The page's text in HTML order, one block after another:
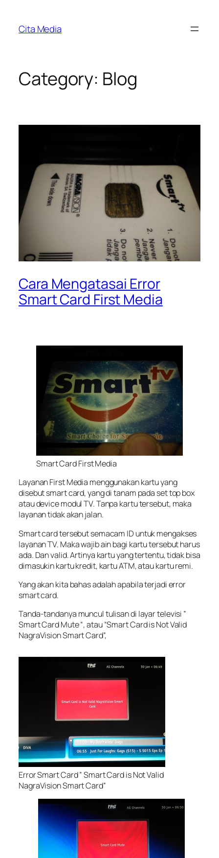
content
Cita Media
Category: Blog
Cara Mengatasai Error
Smart Card First Media
Smart Card First Media
Layanan First Media menggunakan kartu yang
disebut smart card, yang di tanam pada set top box
atau device modul TV. Tanpa kartu tersebut, maka
layanan tidak akan jalan.
Smart card tersebut semacam ID untuk mengakses
layanan TV. Maka wajib ain bagi kartu tersebut harus
ada. Dan valid. Artinya kartu yang tertentu, tidak bisa
dimasukin kartu kredit, kartu ATM, atau kartu remi.
Yang akan kita bahas adalah apabila terjadi error
smart card.
Tanda-tandanya muncul tulisan di layar televisi ”
Smart Card Mute “, atau “Smart Card is Not Valid
NagraVision Smart Card”,
Error Smart Card ” Smart Card is Not Valid
NagraVision Smart Card”